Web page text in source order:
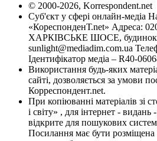
© 2000-2026, Korrespondent.net
Суб'єкт у сфері онлайн-медіа
«КореспонденТ.net» Адреса:
ХАРКІВСЬКЕ ШОСЕ, будинок
sunlight@mediadim.com.ua
Ідентифікатор медіа – R40-
Використання будь-яких
сайті, дозволяється за умови
Корреспондент.net.
При копіюванні матеріалів зі
і світу» , для інтернет - видань
відкрите для пошукових
Посилання має бути розміщена